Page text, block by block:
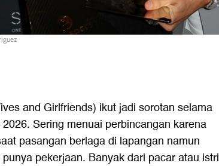
and Girlfriends) ikut jadi sorotan selama
Sering menuai perbincangan karena
pasangan berlaga di lapangan namun
pekerjaan. Banyak dari pacar atau istri